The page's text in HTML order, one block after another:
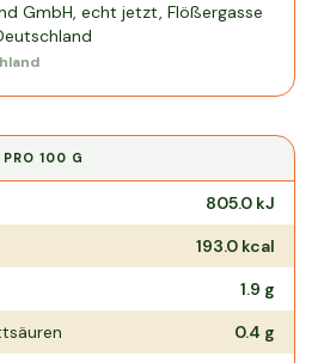
GmbH, echt jetzt, Flößergasse
PRO100 G
805.0 kJ
193.0 kcal
1.9 g
0.4 g